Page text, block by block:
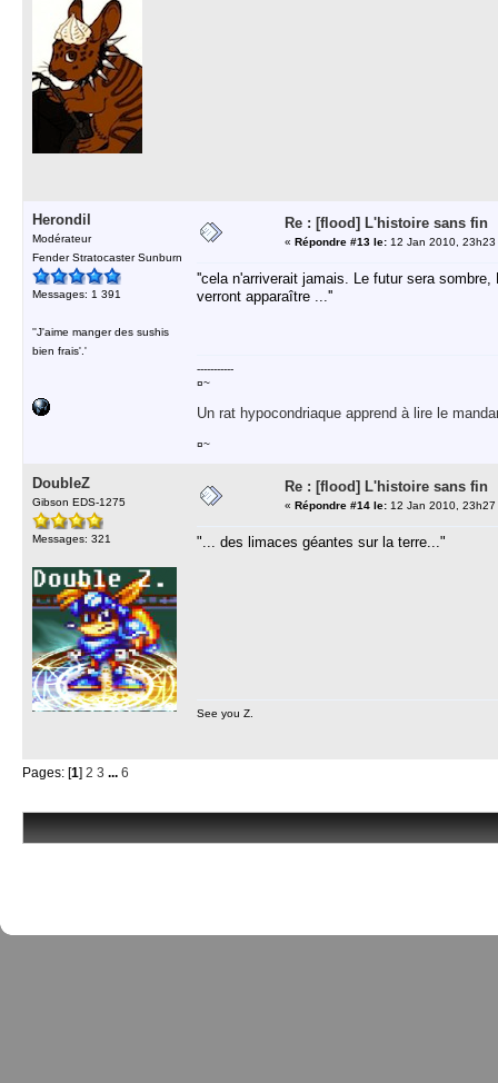
Herondil
Modérateur
Fender Stratocaster Sunburn
Messages: 1 391
''J'aime manger des sushis
bien frais'.'
Re : [flood] L'histoire sans fin
« Répondre #13 le: 12 Jan 2010, 23h23
''cela n'arriverait jamais. Le futur sera
verront apparaître ...''
-----------
¤~
Un rat hypocondriaque apprend à lire le
¤~
DoubleZ
Gibson EDS-1275
Messages: 321
Re : [flood] L'histoire sans fin
« Répondre #14 le: 12 Jan 2010, 23h27
"... des limaces géantes sur la terre..."
See you Z.
Pages: [1] 2 3 ... 6